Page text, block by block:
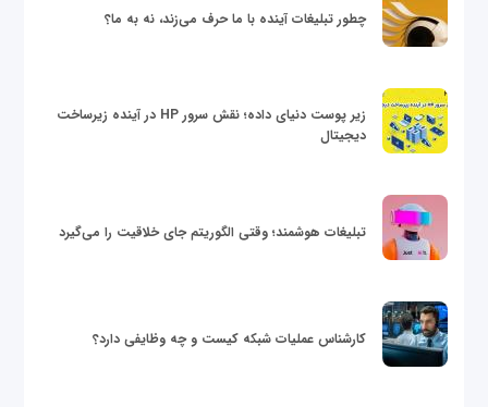
چطور تبلیغات آینده با ما حرف می‌زند، نه به ما؟
زیر پوست دنیای داده؛ نقش سرور HP در آینده زیرساخت
دیجیتال
تبلیغات هوشمند؛ وقتی الگوریتم جای خلاقیت را می‌گیرد
کارشناس عملیات شبکه کیست و چه وظایفی دارد؟